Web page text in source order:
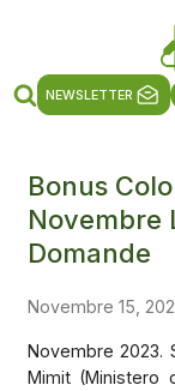
NEWSLETTER
Bonus
Novembre
Domande
Novembre 15,
Novembre 2023.
Mimit (Ministero